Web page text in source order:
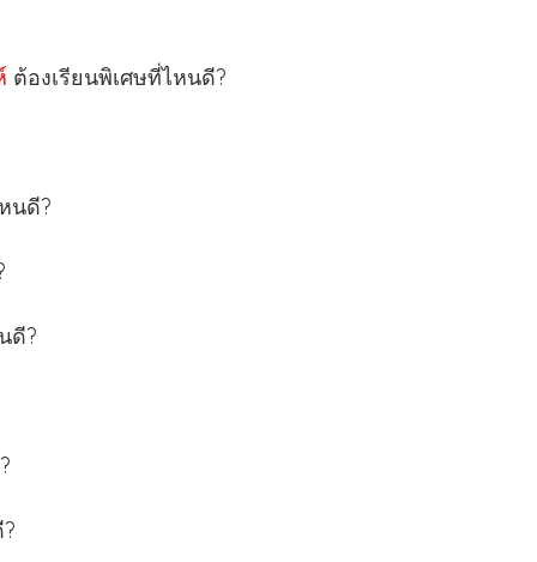
ต้องเรียนพิเศษที่ไหนดี?
นดี?
ดี?